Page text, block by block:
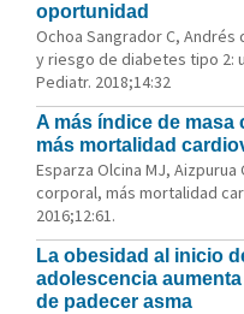
oportunidad
Ochoa Sangrador C, Andrés
y riesgo de diabetes tipo 2:
Pediatr. 2018;14:32
A más índice de masa
más mortalidad
Esparza Olcina MJ, Aizpurua
corporal, más mortalidad
2016;12:61.
La obesidad al inicio
adolescencia
de padecer asma